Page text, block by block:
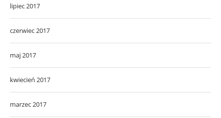
lipiec 2017
czerwiec 2017
maj 2017
kwiecień 2017
marzec 2017